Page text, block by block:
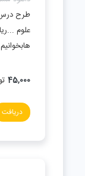
طرح
علوم
45,000
دریافت